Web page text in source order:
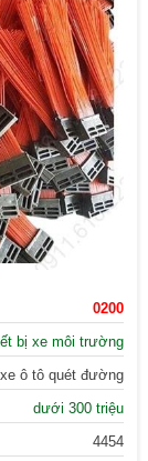
0200
bị xe môi trường
ô tô quét đường
dưới 300 triệu
4454